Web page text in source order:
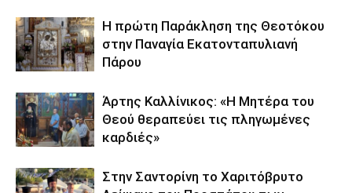
Η πρώτη Παράκληση της Θεοτόκου
στην Παναγία Εκατονταπυλιανή
Πάρου
Άρτης Καλλίνικος: «Η Μητέρα του
Θεού θεραπεύει τις πληγωμένες
καρδιές»
Στην Σαντορίνη το Χαριτόβρυτο